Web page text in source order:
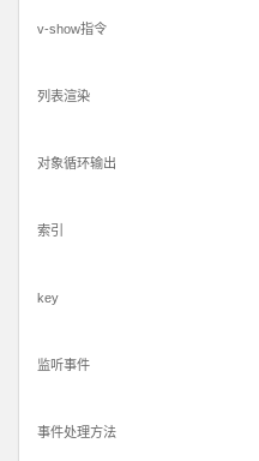
v-show指令
列表渲染
对象循环输出
索引
key
监听事件
事件处理方法